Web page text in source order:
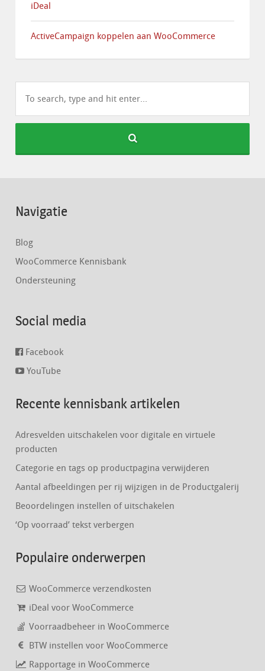
iDeal
ActiveCampaign koppelen aan WooCommerce
Navigatie
Blog
WooCommerce Kennisbank
Ondersteuning
Social media
Facebook
YouTube
Recente kennisbank artikelen
Adresvelden uitschakelen voor digitale en virtuele
producten
Categorie en tags op productpagina verwijderen
Aantal afbeeldingen per rij wijzigen in de Productgalerij
Beoordelingen instellen of uitschakelen
‘Op voorraad’ tekst verbergen
Populaire onderwerpen
WooCommerce verzendkosten
iDeal voor WooCommerce
Voorraadbeheer in WooCommerce
BTW instellen voor WooCommerce
Rapportage in WooCommerce